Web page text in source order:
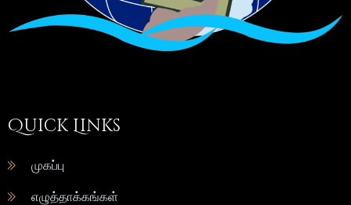
Quick Links
முகப்பு
எழுத்தாக்கங்கள்